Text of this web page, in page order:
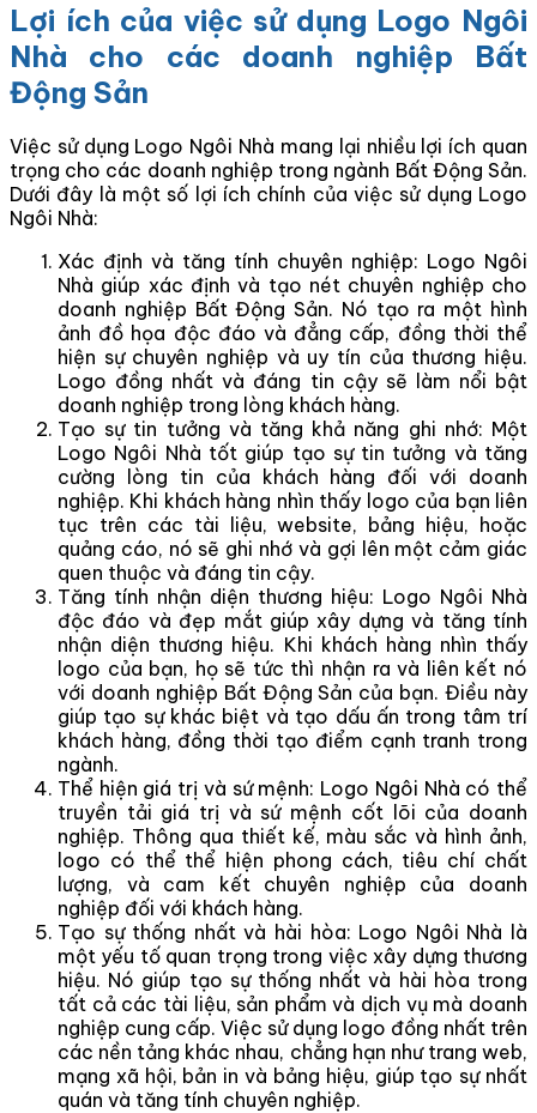
Lợi ích của việc sử dụng Logo Ngôi
Nhà cho các doanh nghiệp Bất
Động Sản
Việc sử dụng Logo Ngôi Nhà mang lại nhiều lợi ích quan
trọng cho các doanh nghiệp trong ngành Bất Động Sản.
Dưới đây là một số lợi ích chính của việc sử dụng Logo
Ngôi Nhà:
Xác định và tăng tính chuyên nghiệp: Logo Ngôi
Nhà giúp xác định và tạo nét chuyên nghiệp cho
doanh nghiệp Bất Động Sản. Nó tạo ra một hình
ảnh đồ họa độc đáo và đẳng cấp, đồng thời thể
hiện sự chuyên nghiệp và uy tín của thương hiệu.
Logo đồng nhất và đáng tin cậy sẽ làm nổi bật
doanh nghiệp trong lòng khách hàng.
Tạo sự tin tưởng và tăng khả năng ghi nhớ: Một
Logo Ngôi Nhà tốt giúp tạo sự tin tưởng và tăng
cường lòng tin của khách hàng đối với doanh
nghiệp. Khi khách hàng nhìn thấy logo của bạn liên
tục trên các tài liệu, website, bảng hiệu, hoặc
quảng cáo, nó sẽ ghi nhớ và gợi lên một cảm giác
quen thuộc và đáng tin cậy.
Tăng tính nhận diện thương hiệu: Logo Ngôi Nhà
độc đáo và đẹp mắt giúp xây dựng và tăng tính
nhận diện thương hiệu. Khi khách hàng nhìn thấy
logo của bạn, họ sẽ tức thì nhận ra và liên kết nó
với doanh nghiệp Bất Động Sản của bạn. Điều này
giúp tạo sự khác biệt và tạo dấu ấn trong tâm trí
khách hàng, đồng thời tạo điểm cạnh tranh trong
ngành.
Thể hiện giá trị và sứ mệnh: Logo Ngôi Nhà có thể
truyền tải giá trị và sứ mệnh cốt lõi của doanh
nghiệp. Thông qua thiết kế, màu sắc và hình ảnh,
logo có thể thể hiện phong cách, tiêu chí chất
lượng, và cam kết chuyên nghiệp của doanh
nghiệp đối với khách hàng.
Tạo sự thống nhất và hài hòa: Logo Ngôi Nhà là
một yếu tố quan trọng trong việc xây dựng thương
hiệu. Nó giúp tạo sự thống nhất và hài hòa trong
tất cả các tài liệu, sản phẩm và dịch vụ mà doanh
nghiệp cung cấp. Việc sử dụng logo đồng nhất trên
các nền tảng khác nhau, chẳng hạn như trang web,
mạng xã hội, bản in và bảng hiệu, giúp tạo sự nhất
quán và tăng tính chuyên nghiệp.